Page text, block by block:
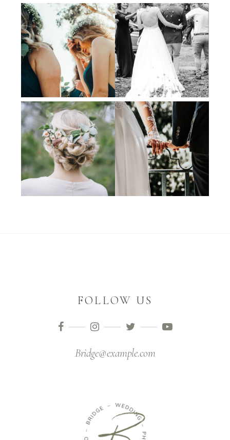
FOLLOW US
Bridge@example.com